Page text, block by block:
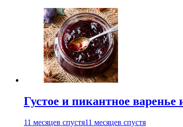
Густое и пикантное
11 месяцев спустя11 месяцев спустя